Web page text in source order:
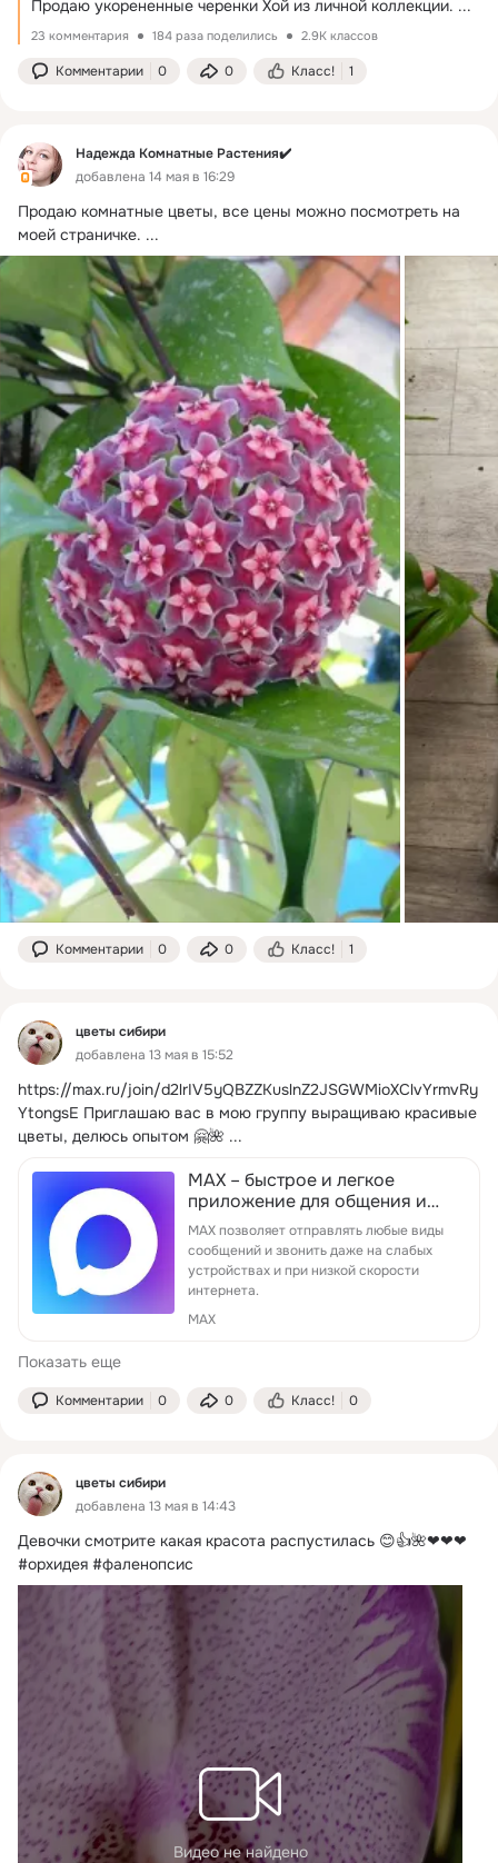
Продаю укорененные черенки Хой из личной коллекции. ...
23 комментария 184 раза поделились 2.9K классов
Комментарии 0 0 Класс! 1
Надежда Комнатные Растения✔️
добавлена 14 мая в 16:29
Продаю комнатные цветы, все цены можно посмотреть на
моей страничке. ...
Комментарии 0 0 Класс! 1
цветы сибири
добавлена 13 мая в 15:52
https://max.ru/join/d2lrIV5yQBZZKuslnZ2JSGWMioXClvYrmvRy
YtongsE Приглашаю вас в мою группу выращиваю красивые
цветы, делюсь опытом 🤗🌺 ...
MAX – быстрое и легкое
приложение для общения и
решения пов…
MAX позволяет отправлять любые виды
сообщений и звонить даже на слабых
устройствах и при низкой скорости
интернета.
MAX
Показать еще
Комментарии 0 0 Класс! 0
цветы сибири
добавлена 13 мая в 14:43
Девочки смотрите какая красота распустилась 😊👍🌺❤❤❤
#орхидея #фаленопсис
Видео не найдено